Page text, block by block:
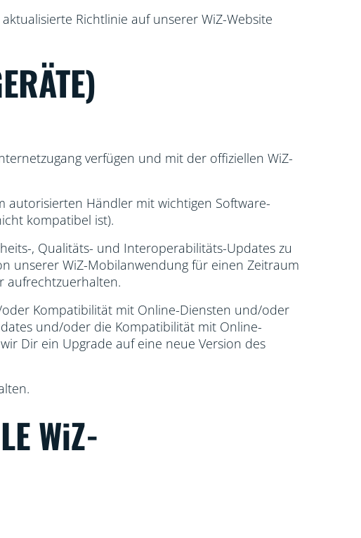
Richtlinie auf unserer WiZ-Website
verfügen und mit der offiziellen WiZ-
autorisierten Händler mit wichtigen Software-
kompatibel ist).
, Qualitäts- und Interoperabilitäts-Updates zu
unserer WiZ-Mobilanwendung für einen Zeitraum
aufrechtzuerhalten.
Kompatibilität mit Online-Diensten und/oder
und/oder die Kompatibilität mit Online-
Dir ein Upgrade auf eine neue Version des
WiZ-